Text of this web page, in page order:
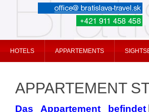
APPARTEMENT
Das Appartement befindet
HOTELS APPARTEMENTS